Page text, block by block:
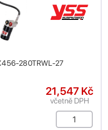
280TRWL-27
21,547 Kč
včetně DPH